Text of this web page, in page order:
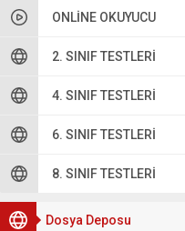
ONLINE OKUYUCU
2. SINIF TESTLERI
4. SINIF TESTLERI
6. SINIF TESTLERI
8. SINIF TESTLERI
Dosya Deposu